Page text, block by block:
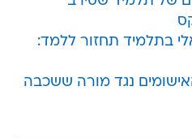
בתלמיד תחזור ללמד:
נגד מורה ששכבה